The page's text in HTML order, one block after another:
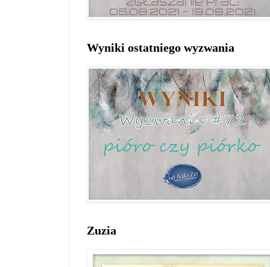
Wyniki ostatniego wyzwania
Zuzia